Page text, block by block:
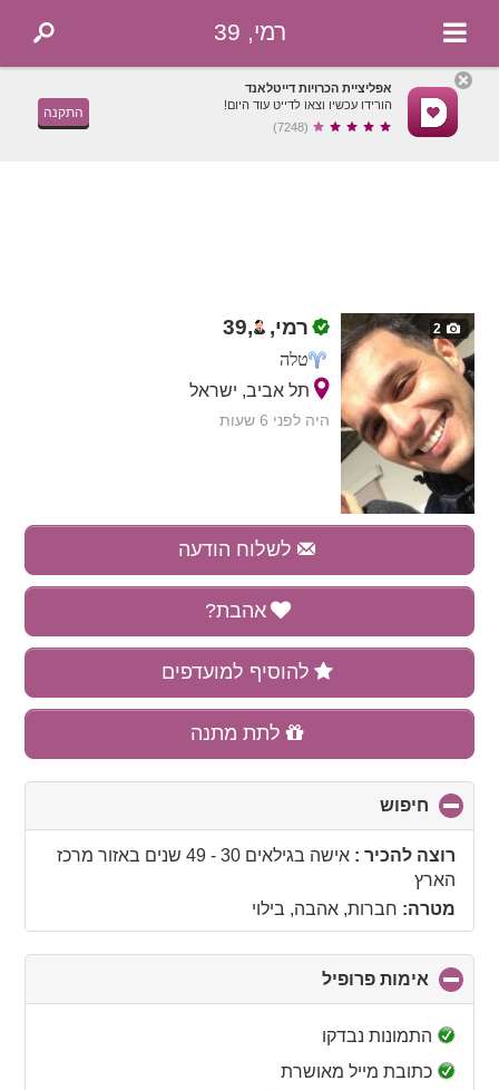
רמי, 39
אפליציית הכרויות דייטלאנד
הורידו עכשיו וצאו לדייט עוד היום!
(7248)
התקנה
2 רמי, ,
39
טלה
תל אביב, ישראל
היה לפני 6 שעות
לשלוח הודעה
אהבת?
להוסיף למועדפים
לתת מתנה
חיפוש
to
collapseרוצה להכיר :אישה בגילאים 30 - 49 שנים באזור מרכז
הארץ
מטרה: חברות, אהבה, בילוי
אימות פרופיל
to
התמונות נבדקו
כתובת מייל מאושרת